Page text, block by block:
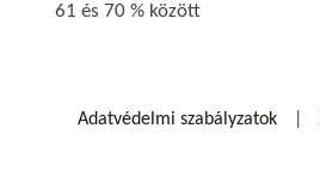
61 és 70 % között
Adatvédelmi szabályzatok